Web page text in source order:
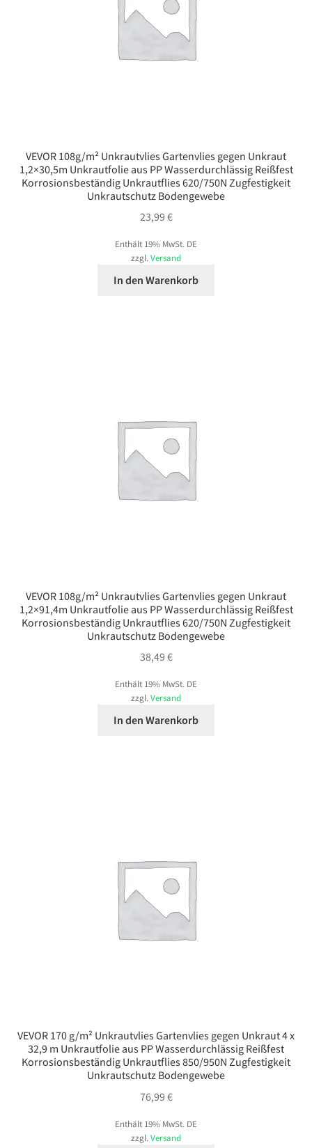
VEVOR 108g/m² Unkrautvlies Gartenvlies gegen Unkraut
1,2×30,5m Unkrautfolie aus PP Wasserdurchlässig Reißfest
Korrosionsbeständig Unkrautflies 620/750N Zugfestigkeit
Unkrautschutz Bodengewebe
23,99 €
Enthält 19% MwSt. DE
zzgl.Versand
In den Warenkorb
VEVOR 108g/m² Unkrautvlies Gartenvlies gegen Unkraut
1,2×91,4m Unkrautfolie aus PP Wasserdurchlässig Reißfest
Korrosionsbeständig Unkrautflies 620/750N Zugfestigkeit
Unkrautschutz Bodengewebe
38,49 €
Enthält 19% MwSt. DE
zzgl.Versand
In den Warenkorb
VEVOR 170 g/m² Unkrautvlies Gartenvlies gegen Unkraut 4 x
32,9 m Unkrautfolie aus PP Wasserdurchlässig Reißfest
Korrosionsbeständig Unkrautflies 850/950N Zugfestigkeit
Unkrautschutz Bodengewebe
76,99 €
Enthält 19% MwSt. DE
zzgl. Versand